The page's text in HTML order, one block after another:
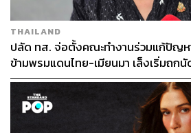
THAILAND
ปลัด ทส. จ่อตั้งคณะทำงานร่วมแก้ปัญห
ข้ามพรมแดนไทย-เมียนมา เล็งเริ่มถก